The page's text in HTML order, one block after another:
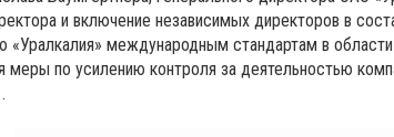
и включение независимых директоров в
«Уралкалия» международным стандартам в
меры по усилению контроля за деятельностью